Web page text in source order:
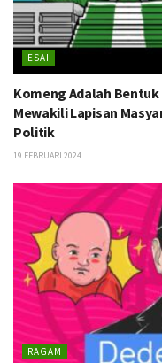
ESAI
Komeng Adalah
Mewakili Lapisan
Politik
19 FEBRUARI 2024
RAGAM